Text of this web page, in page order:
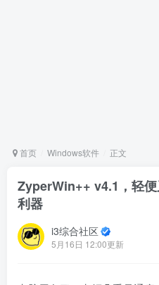
首页 Windows软件 正文
ZyperWin++ v4.1，轻
利器
i3综合社区
5月16日 12:00更新